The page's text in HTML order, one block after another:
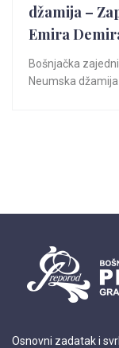
džamija –
Emira
Bošnjačka
Neumska džamija
Osnovni zadatak i